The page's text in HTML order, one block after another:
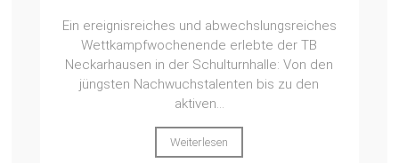
Ein ereignisreiches und abwechslungsreiches
Wettkampfwochenende erlebte der TB
Neckarhausen in der Schulturnhalle: Von den
jüngsten Nachwuchstalenten bis zu den
aktiven...
Weiterlesen